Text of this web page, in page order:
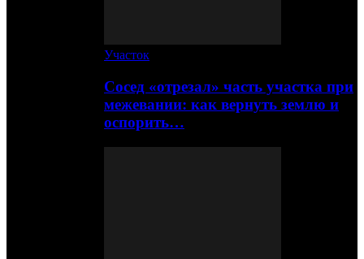
Участок
Сосед «отрезал» часть участка при
межевании: как вернуть землю и
оспорить…